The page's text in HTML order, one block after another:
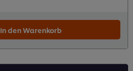
In den Warenkorb